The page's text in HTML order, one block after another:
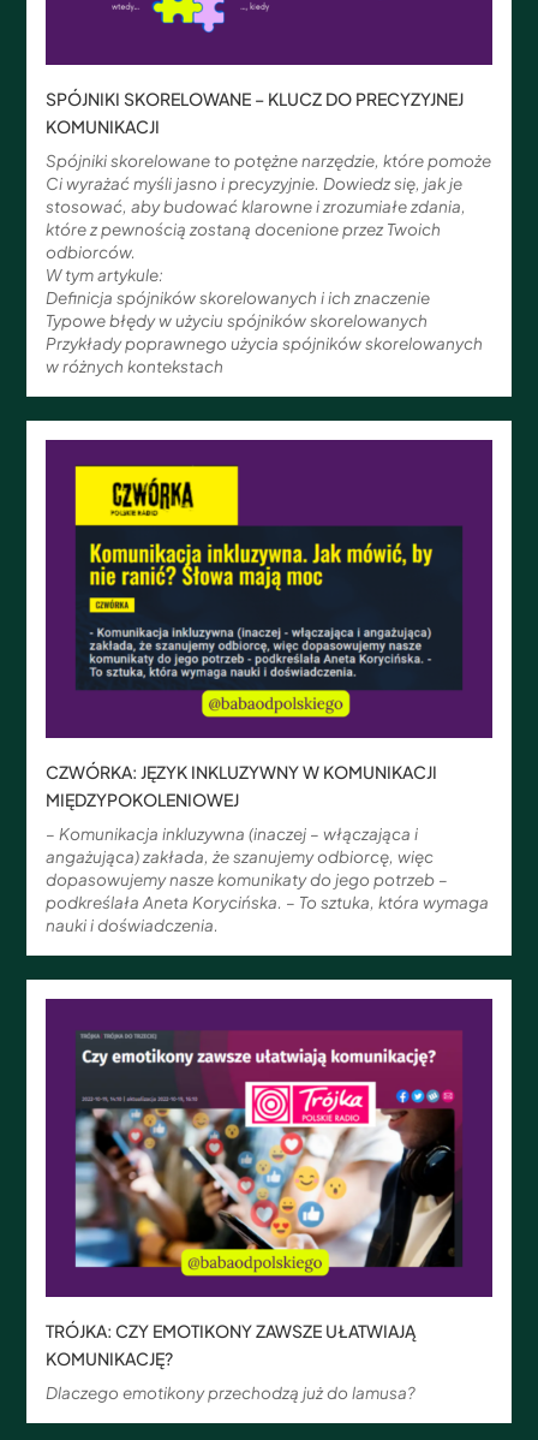
SPÓJNIKI SKORELOWANE – KLUCZ DO PRECYZYJNEJ
KOMUNIKACJI
Spójniki skorelowane to potężne narzędzie, które pomoże
Ci wyrażać myśli jasno i precyzyjnie. Dowiedz się, jak je
stosować, aby budować klarowne i zrozumiałe zdania,
które z pewnością zostaną docenione przez Twoich
odbiorców.
W tym artykule:
Definicja spójników skorelowanych i ich znaczenie
Typowe błędy w użyciu spójników skorelowanych
Przykłady poprawnego użycia spójników skorelowanych
w różnych kontekstach
CZWÓRKA: JĘZYK INKLUZYWNY W KOMUNIKACJI
MIĘDZYPOKOLENIOWEJ
– Komunikacja inkluzywna (inaczej – włączająca i
angażująca) zakłada, że szanujemy odbiorcę, więc
dopasowujemy nasze komunikaty do jego potrzeb –
podkreślała Aneta Korycińska. – To sztuka, która wymaga
nauki i doświadczenia.
TRÓJKA: CZY EMOTIKONY ZAWSZE UŁATWIAJĄ
KOMUNIKACJĘ?
Dlaczego emotikony przechodzą już do lamusa?